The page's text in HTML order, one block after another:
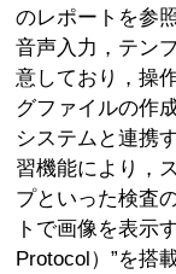
のレポートを参
音声入力，テン
意しており，操
グファイルの作
システムと連携
習機能により，
プといった検査
トで画像を表示
Protocol）”を搭